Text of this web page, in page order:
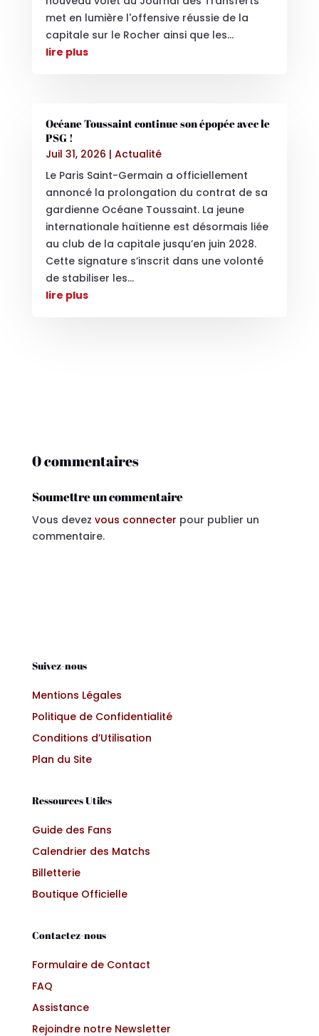
met en lumière l'offensive réussie de la
capitale sur le Rocher ainsi que les...
lire plus
Océane Toussaint continue son épopée avec le
PSG !
Juil 31, 2026 | Actualité
Le Paris Saint-Germain a officiellement
annoncé la prolongation du contrat de sa
gardienne Océane Toussaint. La jeune
internationale haïtienne est désormais liée
au club de la capitale jusqu’en juin 2028.
Cette signature s’inscrit dans une volonté
de stabiliser les...
lire plus
0 commentaires
Soumettre un commentaire
Vous devez vous connecter pour publier un
commentaire.
Suivez-nous
Mentions Légales
Politique de Confidentialité
Conditions d’Utilisation
Plan du Site
Ressources Utiles
Guide des Fans
Calendrier des Matchs
Billetterie
Boutique Officielle
Contactez-nous
Formulaire de Contact
FAQ
Assistance
Rejoindre notre Newsletter